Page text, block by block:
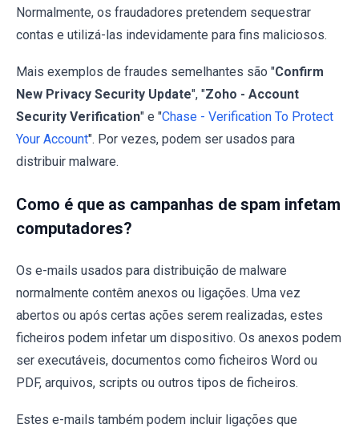
Normalmente, os fraudadores pretendem sequestrar
contas e utilizá-las indevidamente para fins maliciosos.
Mais exemplos de fraudes semelhantes são "Confirm
New Privacy Security Update", "Zoho - Account
Security Verification" e "Chase - Verification To Protect
Your Account". Por vezes, podem ser usados para
distribuir malware.
Como é que as campanhas de spam infetam
computadores?
Os e-mails usados para distribuição de malware
normalmente contêm anexos ou ligações. Uma vez
abertos ou após certas ações serem realizadas, estes
ficheiros podem infetar um dispositivo. Os anexos podem
ser executáveis, documentos como ficheiros Word ou
PDF, arquivos, scripts ou outros tipos de ficheiros.
Estes e-mails também podem incluir ligações que